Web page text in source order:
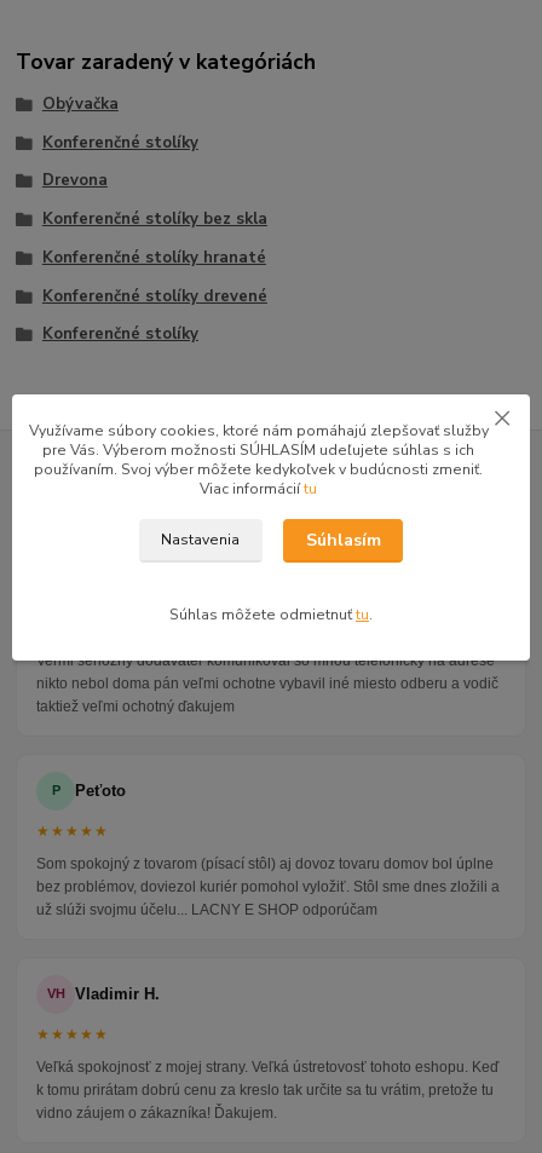
Tovar zaradený v kategóriách
Obývačka
Konferenčné stolíky
Drevona
Konferenčné stolíky bez skla
Konferenčné stolíky hranaté
Konferenčné stolíky drevené
Konferenčné stolíky
GOOGLE RECENZIE ZÁKAZNÍKOV
4.9 ★★★★★
47 recenzií · Google
Veľmi seriózny dodávateľ komunikoval so mnou telefonicky na adrese
nikto nebol doma pán veľmi ochotne vybavil iné miesto odberu a vodič
taktiež veľmi ochotný ďakujem
P Peťoto
★★★★★
Som spokojný z tovarom (písací stôl) aj dovoz tovaru domov bol úplne
bez problémov, doviezol kuriér pomohol vyložiť. Stôl sme dnes zložili a
už slúži svojmu účelu... LACNY E SHOP odporúčam
VH Vladimir H.
★★★★★
Veľká spokojnosť z mojej strany. Veľká ústretovosť tohoto eshopu. Keď
k tomu prirátam dobrú cenu za kreslo tak určite sa tu vrátim, pretože tu
vidno záujem o zákazníka! Ďakujem.
Využívame súbory cookies, ktoré nám pomáhajú zlepšovať služby
pre Vás. Výberom možnosti SÚHLASÍM udeľujete súhlas s ich
používaním. Svoj výber môžete kedykoľvek v budúcnosti zmeniť.
Viac informáciítu
Nastavenia Súhlasím
Súhlas môžete odmietnuťtu.